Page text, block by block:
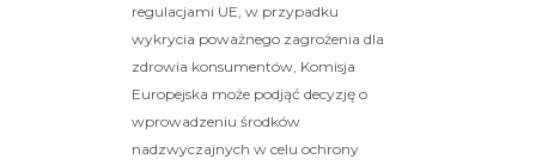
regulacjami UE, w przypadku
wykrycia poważnego zagrożenia dla
zdrowia konsumentów, Komisja
Europejska może podjąć decyzję o
wprowadzeniu środków
nadzwyczajnych w celu ochrony